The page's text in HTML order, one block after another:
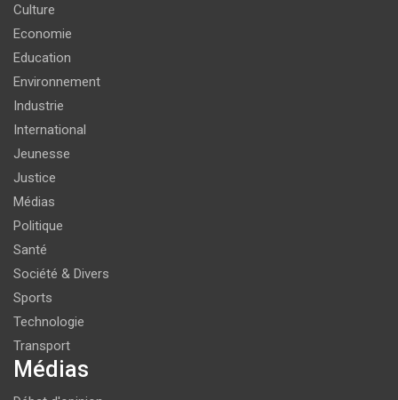
Culture
Economie
Education
Environnement
Industrie
International
Jeunesse
Justice
Médias
Politique
Santé
Société & Divers
Sports
Technologie
Transport
Médias